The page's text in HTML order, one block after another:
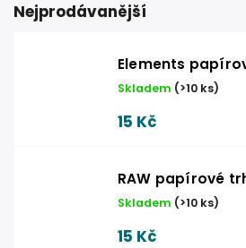
Nejprodávanější
Elements
Skladem (>10 ks)
15 Kč
RAW papírové
Skladem (>10 ks)
15 Kč